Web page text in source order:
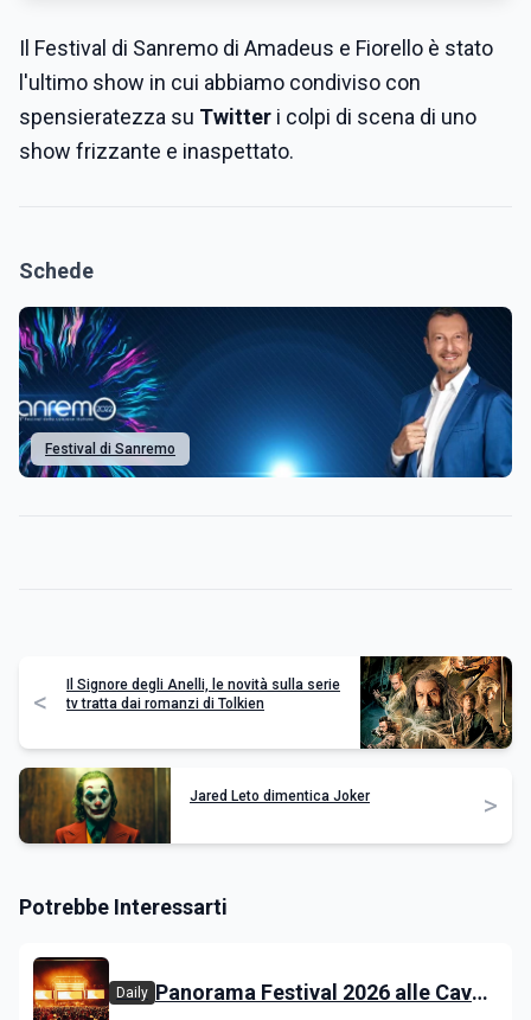
Il Festival di Sanremo di Amadeus e Fiorello è stato
l'ultimo show in cui abbiamo condiviso con
spensieratezza su Twitter i colpi di scena di uno
show frizzante e inaspettato.
Schede
Festival di Sanremo
<
Il Signore degli Anelli, le novità sulla serie
tv tratta dai romanzi di Tolkien
Jared Leto dimentica Joker >
Potrebbe Interessarti
Daily Panorama Festival 2026 alle Cave